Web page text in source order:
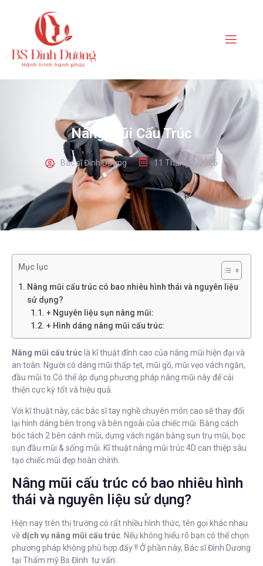
Nâng Mũi Cấu Trúc
Bác sĩ Đình Dương 11 Tháng 2, 2026
Mục lục
Nâng mũi cấu trúc có bao nhiêu hình thái và nguyên liệu
sử dụng?
+ Nguyên liệu sụn nâng mũi:
+ Hình dáng nâng mũi cấu trúc:
Nâng mũi cấu trúc là kĩ thuật đỉnh cao của nâng mũi hiện đại và
an toàn. Người có dáng mũi thấp tẹt, mũi gồ, mũi vẹo vách ngăn,
đầu mũi to.Có thể áp dụng phương pháp nâng mũi này để cải
thiện cực kỳ tốt và hiệu quả.
Với kĩ thuật này, các bác sĩ tay nghề chuyên môn cao sẽ thay đổi
lại hình dáng bên trong và bên ngoài của chiếc mũi. Bằng cách
bóc tách 2 bên cánh mũi, dựng vách ngăn bằng sụn trụ mũi, bọc
sụn đầu mũi & sống mũi. Kĩ thuật nâng mũi trúc 4D can thiệp sâu
tạo chiếc mũi đẹp hoàn chỉnh.
Nâng mũi cấu trúc có bao nhiêu hình
thái và nguyên liệu sử dụng?
Hiện nay trên thị trường có rất nhiều hình thức, tên gọi khác nhau
về dịch vụ nâng mũi cấu trúc . Nếu không hiểu rõ bạn có thể chọn
phương pháp không phù hợp đấy !! Ở phần này, Bác sĩ Đình Dương
tại Thẩm mỹ Bs Đình tư vấn: